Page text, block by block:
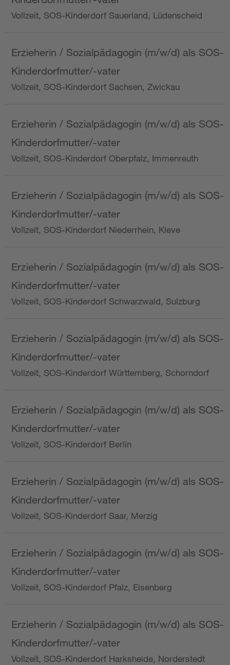
Vollzeit, SOS-Kinderdorf Sauerland, Lüdenscheid
Erzieherin / Sozialpädagogin (m/w/d) als SOS-
Kinderdorfmutter/-vater
Vollzeit, SOS-Kinderdorf Sachsen, Zwickau
Erzieherin / Sozialpädagogin (m/w/d) als SOS-
Kinderdorfmutter/-vater
Vollzeit, SOS-Kinderdorf Oberpfalz, Immenreuth
Erzieherin / Sozialpädagogin (m/w/d) als SOS-
Kinderdorfmutter/-vater
Vollzeit, SOS-Kinderdorf Niederrhein, Kleve
Erzieherin / Sozialpädagogin (m/w/d) als SOS-
Kinderdorfmutter/-vater
Vollzeit, SOS-Kinderdorf Schwarzwald, Sulzburg
Erzieherin / Sozialpädagogin (m/w/d) als SOS-
Kinderdorfmutter/-vater
Vollzeit, SOS-Kinderdorf Württemberg, Schorndorf
Erzieherin / Sozialpädagogin (m/w/d) als SOS-
Kinderdorfmutter/-vater
Vollzeit, SOS-Kinderdorf Berlin
Erzieherin / Sozialpädagogin (m/w/d) als SOS-
Kinderdorfmutter/-vater
Vollzeit, SOS-Kinderdorf Saar, Merzig
Erzieherin / Sozialpädagogin (m/w/d) als SOS-
Kinderdorfmutter/-vater
Vollzeit, SOS-Kinderdorf Pfalz, Eisenberg
Erzieherin / Sozialpädagogin (m/w/d) als SOS-
Kinderdorfmutter/-vater
Vollzeit, SOS-Kinderdorf Harksheide, Norderstedt